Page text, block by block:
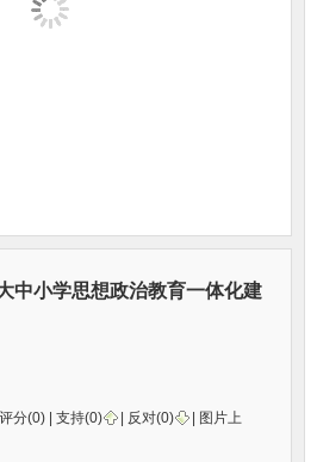
中小学思想政治教育一体化建
分(0) | 支持(0) 反对(0)
| 图片上